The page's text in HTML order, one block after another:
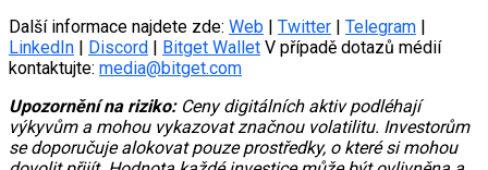
Další informace najdete zde: Web | Twitter | Telegram |
LinkedIn | Discord | Bitget Wallet V případě dotazů médií
kontaktujte: media@bitget.com
Upozornění na riziko: Ceny digitálních aktiv podléhají
výkyvům a mohou vykazovat značnou volatilitu. Investorům
se doporučuje alokovat pouze prostředky, o které si mohou